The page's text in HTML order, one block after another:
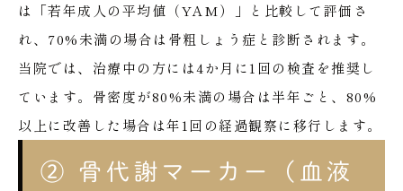
は「若年成人の平均値（YAM）」と比較して評価さ
れ、70%未満の場合は骨粗しょう症と診断されます。
当院では、治療中の方には4か月に1回の検査を推奨し
ています。骨密度が80%未満の場合は半年ごと、80%
以上に改善した場合は年1回の経過観察に移行します。
② 骨代謝マーカー（血液